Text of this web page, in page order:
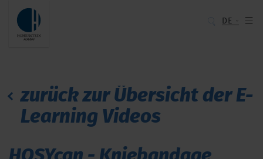
DE
zurück zur Übersicht der E-
Learning Videos